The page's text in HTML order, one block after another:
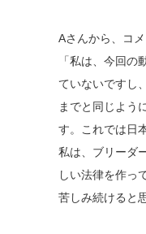
Aさんから、コ
「私は、今回
ていないですし
までと同じよう
す。これでは日
私は、ブリーダ
しい法律を作って
苦しみ続けると